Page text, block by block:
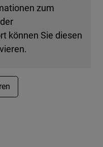
zum
können Sie diesen